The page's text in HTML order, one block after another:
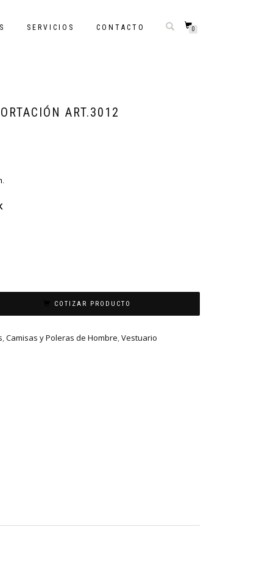
SERVICIOS CONTACTO 0
ART.3012
COTIZAR PRODUCTO
,Camisas y Poleras de Hombre,Vestuario